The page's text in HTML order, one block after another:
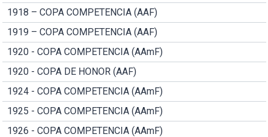
1918 – COPA COMPETENCIA (AAF)
1919 – COPA COMPETENCIA (AAF)
1920 - COPA COMPETENCIA (AAmF)
1920 - COPA DE HONOR (AAF)
1924 - COPA COMPETENCIA (AAmF)
1925 - COPA COMPETENCIA (AAmF)
1926 - COPA COMPETENCIA (AAmF)